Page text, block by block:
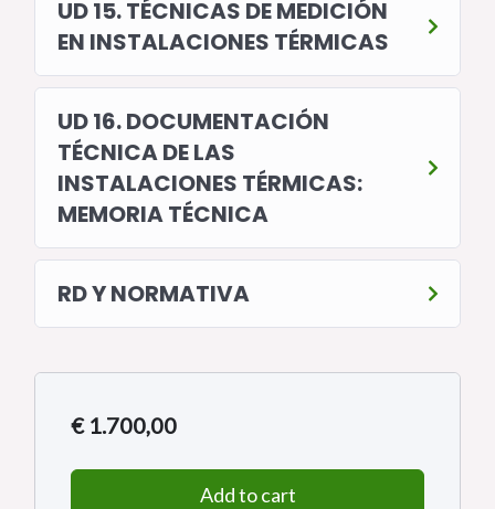
UD 15. TÉCNICAS DE MEDICIÓN
EN INSTALACIONES TÉRMICAS
UD 16. DOCUMENTACIÓN
TÉCNICA DE LAS
INSTALACIONES TÉRMICAS:
MEMORIA TÉCNICA
RD Y NORMATIVA
€1.700,00
Add to cart